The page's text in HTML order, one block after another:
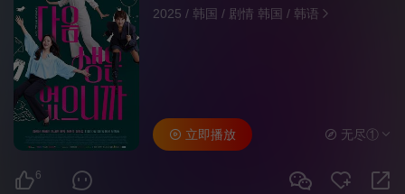
2025 / 韩国 / 剧情 韩国/ 韩语
6
立即播放 无尽①